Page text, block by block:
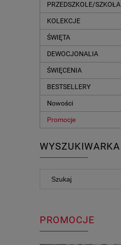
PRZEDSZKOLE/SZKOŁA
KOLEKCJE
ŚWIĘTA
DEWOCJONALIA
ŚWIĘCENIA
BESTSELLERY
Nowości
Promocje
WYSZUKIWARKA
PROMOCJE